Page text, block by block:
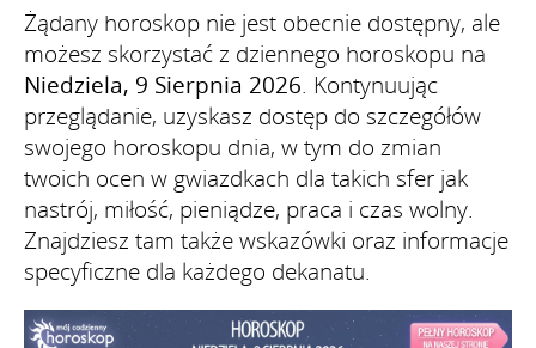
Żądany horoskop nie jest obecnie dostępny, ale
możesz skorzystać z dziennego horoskopu na
Niedziela, 9 Sierpnia 2026. Kontynuując
przeglądanie, uzyskasz dostęp do szczegółów
swojego horoskopu dnia, w tym do zmian
twoich ocen w gwiazdkach dla takich sfer jak
nastrój, miłość, pieniądze, praca i czas wolny.
Znajdziesz tam także wskazówki oraz informacje
specyficzne dla każdego dekanatu.